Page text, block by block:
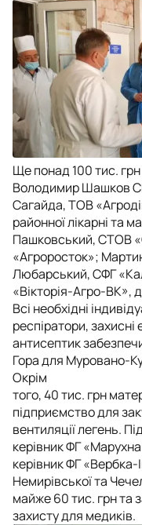
Ще понад 100 тис.
Володимир Шашков
Сагайда, ТОВ
районної лікарні та
Пашковський, СТОВ
«Агроросток»;
Любарський, СФГ
«Вікторія-Агро-ВК»,
Всі необхідні
респіратори,
антисептик
Гора для Муровано-
Окрім
того, 40 тис. грн
підприємство для
вентиляції легень.
керівник ФГ
керівник ФГ
Немирівської та
майже 60 тис. грн та
захисту для медиків.